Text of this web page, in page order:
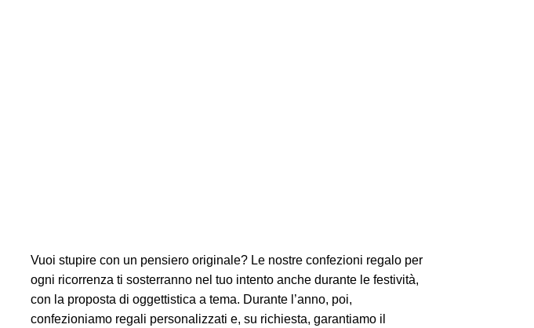
Vuoi stupire con un pensiero originale? Le nostre confezioni regalo per
ogni ricorrenza ti sosterranno nel tuo intento anche durante le festività,
con la proposta di oggettistica a tema. Durante l’anno, poi,
confezioniamo regali personalizzati e, su richiesta, garantiamo il